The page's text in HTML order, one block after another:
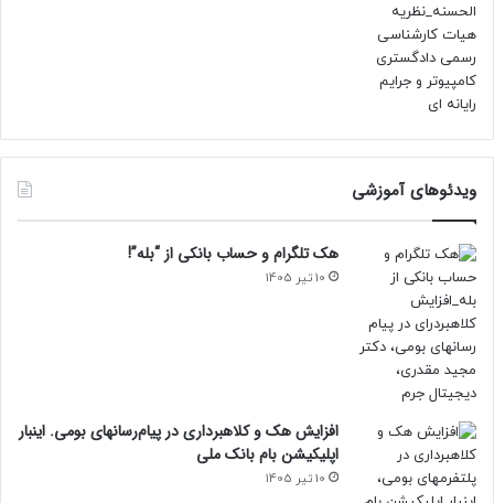
ویدئوهای آموزشی
هک تلگرام و حساب بانکی از “بله”!
10 تیر 1405
افزایش هک و کلاهبرداری در پیام‌رسانهای بومی. اینبار
اپلیکیشن بام‌ بانک ملی
10 تیر 1405